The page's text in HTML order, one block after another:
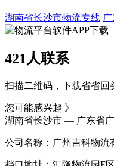
湖南省长沙市物流专线
421人联系
扫描二维码，下载省省回
您可能感兴趣 》
湖南省长沙市 — 广东省
公司名称：广州吉科物流